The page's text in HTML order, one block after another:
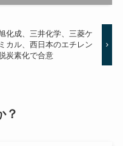
化成、三井化学、三菱ケ
ミカル、西日本のエチレン
脱炭素化で合意
？